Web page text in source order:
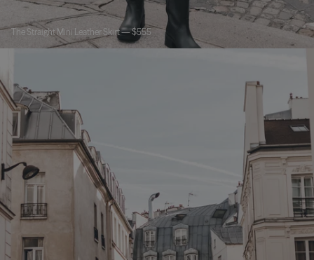
The Straight Mini Leather Skirt — $555